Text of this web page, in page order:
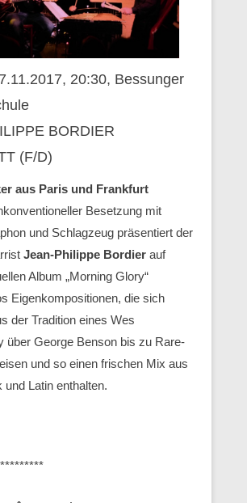
20:30, Bessunger
BORDIER
(F/D)
aus Paris und Frankfurt
Besetzung mit
und Schlagzeug präsentiert der
Jean-Philippe Bordier auf
Album „Morning Glory“
Eigenkompositionen, die sich
der Tradition eines Wes
über George Benson bis zu Rare-
und so einen frischen Mix aus
und Latin enthalten.